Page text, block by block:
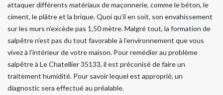
attaquer différents matériaux de maçonnerie, comme le béton, le
ciment, le plâtre et la brique. Quoi qu’il en soit, son envahissement
sur les murs n’excède pas 1,50 mètre. Malgré tout, la formation de
salpêtre n’est pas du tout favorable à l’environnement que vous
vivez à l’intérieur de votre maison. Pour remédier au problème
salpêtre à Le Chatellier 35133, il est préconisé de faire un
traitement humidité. Pour savoir lequel est approprié, un
diagnostic sera effectué au préalable.